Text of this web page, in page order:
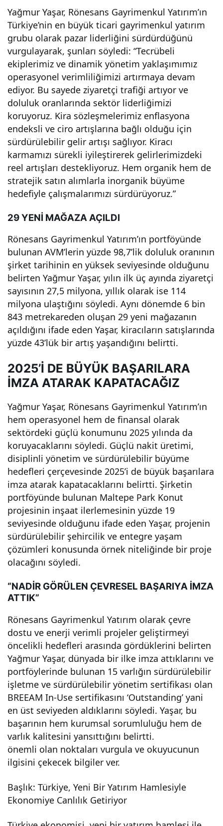
Yağmur Yaşar, Rönesans Gayrimenkul Yatırım’ın
Türkiye’nin en büyük ticari gayrimenkul yatırım
grubu olarak pazar liderliğini sürdürdüğünü
vurgulayarak, şunları söyledi: “Tecrübeli
ekiplerimiz ve dinamik yönetim yaklaşımımız
operasyonel verimliliğimizi artırmaya devam
ediyor. Bu sayede ziyaretçi trafiği artıyor ve
doluluk oranlarında sektör liderliğimizi
koruyoruz. Kira sözleşmelerimiz enflasyona
endeksli ve ciro artışlarına bağlı olduğu için
sürdürülebilir gelir artışı sağlıyor. Kiracı
karmamızı sürekli iyileştirerek gelirlerimizdeki
reel artışları destekliyoruz. Hem organik hem de
stratejik satın alımlarla inorganik büyüme
hedefiyle çalışmalarımızı sürdürüyoruz.”
29 YENİ MAĞAZA AÇILDI
Rönesans Gayrimenkul Yatırım’ın portföyünde
bulunan AVM’lerin yüzde 98,7’lik doluluk oranının
şirket tarihinin en yüksek seviyesinde olduğunu
belirten Yağmur Yaşar, yılın ilk üç ayında ziyaretçi
sayısının 27,5 milyona, yıllık olarak ise 114
milyona ulaştığını söyledi. Aynı dönemde 6 bin
843 metrekareden oluşan 29 yeni mağazanın
açıldığını ifade eden Yaşar, kiracıların satışlarında
yüzde 43’lük bir artış yaşandığını belirtti.
2025’İ DE BÜYÜK BAŞARILARA
İMZA ATARAK KAPATACAĞIZ
Yağmur Yaşar, Rönesans Gayrimenkul Yatırım’ın
hem operasyonel hem de finansal olarak
sektördeki güçlü konumunu 2025 yılında da
koruyacaklarını söyledi. Güçlü nakit üretimi,
disiplinli yönetim ve sürdürülebilir büyüme
hedefleri çerçevesinde 2025’i de büyük başarılara
imza atarak kapatacaklarını belirtti. Şirketin
portföyünde bulunan Maltepe Park Konut
projesinin inşaat ilerlemesinin yüzde 19
seviyesinde olduğunu ifade eden Yaşar, projenin
sürdürülebilir şehircilik ve entegre yaşam
çözümleri konusunda örnek niteliğinde bir proje
olacağını söyledi.
“NADİR GÖRÜLEN ÇEVRESEL BAŞARIYA İMZA
ATTIK”
Rönesans Gayrimenkul Yatırım olarak çevre
dostu ve enerji verimli projeler geliştirmeyi
öncelikli hedefleri arasında gördüklerini belirten
Yağmur Yaşar, dünyada bir ilke imza attıklarını ve
portföylerinde bulunan 15 varlığın sürdürülebilir
işletme ve sürdürülebilir yönetim sertifikası olan
BREEAM In-Use sertifikasını ‘Outstanding’ yani
en üst seviyeden aldıklarını söyledi. Yaşar, bu
başarının hem kurumsal sorumluluğu hem de
varlık kalitesini yansıttığını belirtti.
önemli olan noktaları vurgula ve okuyucunun
ilgisini çekecek bilgiler ver.
Başlık: Türkiye, Yeni Bir Yatırım Hamlesiyle
Ekonomiye Canlılık Getiriyor
13
artır
arak
baş
arısı
nı
katl
adı!